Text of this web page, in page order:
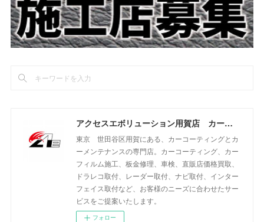
アクセスエボリューション用賀店 カーコーティング・カーメンテナンスの専門店
東京 世田谷区用賀にある、カーコーティングとカ
ーメンテナンスの専門店。カーコーティング、カー
フィルム施工、板金修理、車検、直販店価格買取、
ドラレコ取付、レーダー取付、ナビ取付、インター
フェイス取付など、お客様のニーズに合わせたサー
ビスをご提案いたします。
フォロー